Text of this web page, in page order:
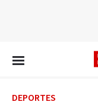
DEPORTES